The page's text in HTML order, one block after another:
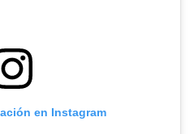
en Instagram